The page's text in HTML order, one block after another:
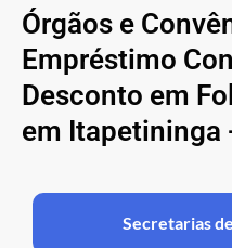
Órgãos e
Empréstimo
Desconto em
em Itapetininga
Secretarias